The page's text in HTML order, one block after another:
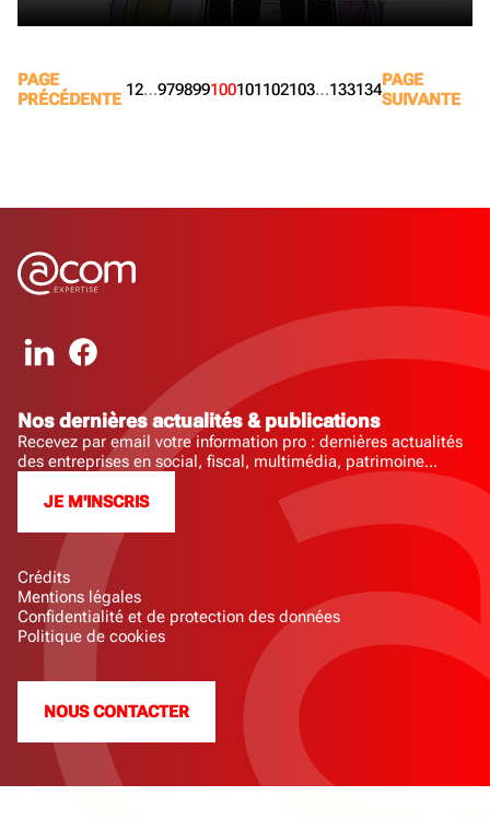
PAGE
PRÉCÉDENTE 12…979899100101102103…133134PAGE
SUIVANTE
Crédits
Mentions légales
Confidentialité et de protection des données
Politique de cookies
NOUS CONTACTER
Nos dernières actualités & publications
Recevez par email votre information pro : dernières actualités
des entreprises en social, fiscal, multimédia, patrimoine...
JE M'INSCRIS